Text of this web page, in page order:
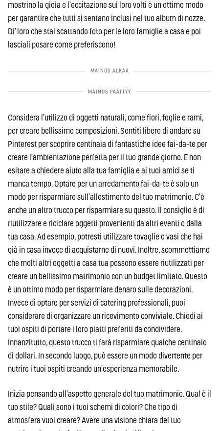
mostrino la gioia e l’eccitazione sui loro volti è un ottimo modo
per garantire che tutti si sentano inclusi nel tuo album di nozze.
Di’ loro che stai scattando foto per le loro famiglie a casa e poi
lasciali posare come preferiscono!
Considera l’utilizzo di oggetti naturali, come fiori, foglie e rami,
per creare bellissime composizioni. Sentiti libero di andare su
Pinterest per scoprire centinaia di fantastiche idee fai-da-te per
creare l’ambientazione perfetta per il tuo grande giorno. E non
esitare a chiedere aiuto alla tua famiglia e ai tuoi amici se ti
manca tempo. Optare per un arredamento fai-da-te è solo un
modo per risparmiare sull’allestimento del tuo matrimonio. C’è
anche un altro trucco per risparmiare su questo. Il consiglio è di
riutilizzare e riciclare oggetti provenienti da altri eventi o dalla
tua casa. Ad esempio, potresti utilizzare tovaglie o vasi che hai
già in casa invece di acquistarne di nuovi. Inoltre, scommettiamo
che molti altri oggetti a casa tua possono essere riutilizzati per
creare un bellissimo matrimonio con un budget limitato. Questo
è un ottimo modo per risparmiare denaro sulle decorazioni.
Invece di optare per servizi di catering professionali, puoi
considerare di organizzare un ricevimento conviviale. Chiedi ai
tuoi ospiti di portare i loro piatti preferiti da condividere.
Innanzitutto, questo trucco ti farà risparmiare qualche centinaio
di dollari. In secondo luogo, può essere un modo divertente per
nutrire i tuoi ospiti creando un’esperienza memorabile.
Inizia pensando all’aspetto generale del tuo matrimonio. Qual è il
tuo stile? Quali sono i tuoi schemi di colori? Che tipo di
atmosfera vuoi creare? Avere una visione chiara del tuo